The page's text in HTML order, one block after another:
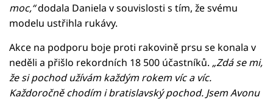
moc,“dodala Daniela v souvislosti s tím, že svému
modelu ustřihla rukávy.
Akce na podporu boje proti rakovině prsu se konala v
neděli a přišlo rekordních 18 500 účastníků. „Zdá se mi,
že si pochod užívám každým rokem víc a víc.
Každoročně chodím i bratislavský pochod. Jsem Avonu